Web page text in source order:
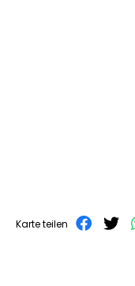
Karte teilen